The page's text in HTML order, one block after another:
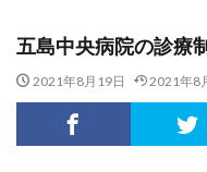
五島中央病院の診療
2021年8月19日 2021年8